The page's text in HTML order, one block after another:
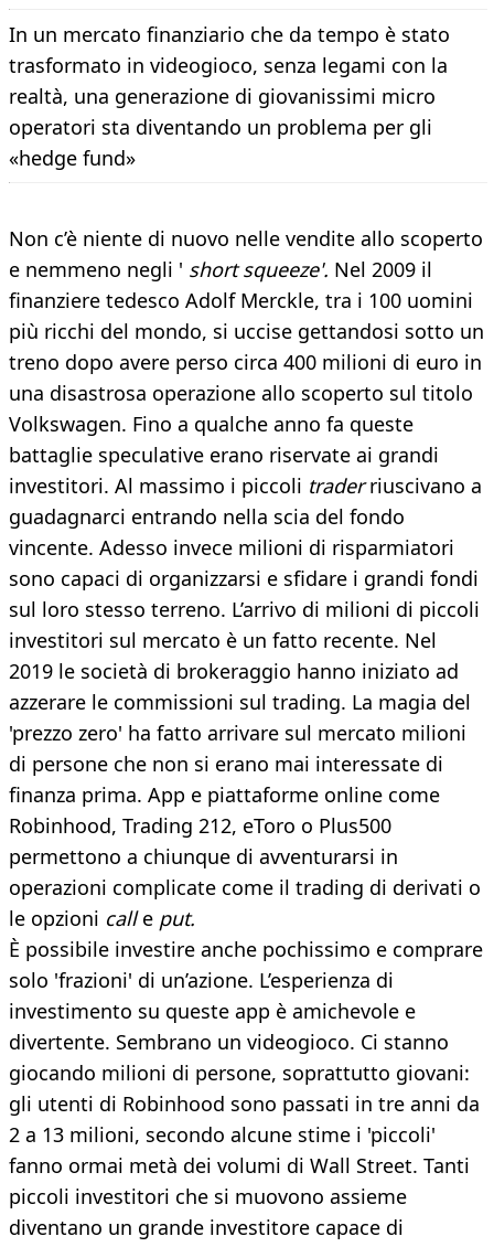
In un mercato finanziario che da tempo è stato
trasformato in videogioco, senza legami con la
realtà, una generazione di giovanissimi micro
operatori sta diventando un problema per gli
«hedge fund»
Non c’è niente di nuovo nelle vendite allo scoperto
e nemmeno negli ' short squeeze'. Nel 2009 il
finanziere tedesco Adolf Merckle, tra i 100 uomini
più ricchi del mondo, si uccise gettandosi sotto un
treno dopo avere perso circa 400 milioni di euro in
una disastrosa operazione allo scoperto sul titolo
Volkswagen. Fino a qualche anno fa queste
battaglie speculative erano riservate ai grandi
investitori. Al massimo i piccoli traderriuscivano a
guadagnarci entrando nella scia del fondo
vincente. Adesso invece milioni di risparmiatori
sono capaci di organizzarsi e sfidare i grandi fondi
sul loro stesso terreno. L’arrivo di milioni di piccoli
investitori sul mercato è un fatto recente. Nel
2019 le società di brokeraggio hanno iniziato ad
azzerare le commissioni sul trading. La magia del
'prezzo zero' ha fatto arrivare sul mercato milioni
di persone che non si erano mai interessate di
finanza prima. App e piattaforme online come
Robinhood, Trading 212, eToro o Plus500
permettono a chiunque di avventurarsi in
operazioni complicate come il trading di derivati o
le opzioni calle put.
È possibile investire anche pochissimo e comprare
solo 'frazioni' di un’azione. L’esperienza di
investimento su queste app è amichevole e
divertente. Sembrano un videogioco. Ci stanno
giocando milioni di persone, soprattutto giovani:
gli utenti di Robinhood sono passati in tre anni da
2 a 13 milioni, secondo alcune stime i 'piccoli'
fanno ormai metà dei volumi di Wall Street. Tanti
piccoli investitori che si muovono assieme
diventano un grande investitore capace di